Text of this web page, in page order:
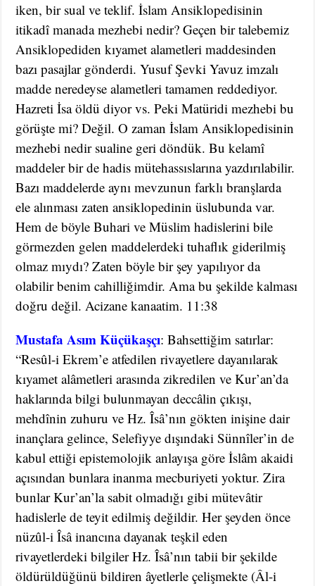
iken, bir sual ve teklif. İslam Ansiklopedisinin
itikadî manada mezhebi nedir? Geçen bir talebemiz
Ansiklopediden kıyamet alametleri maddesinden
bazı pasajlar gönderdi. Yusuf Şevki Yavuz imzalı
madde neredeyse alametleri tamamen reddediyor.
Hazreti İsa öldü diyor vs. Peki Matüridi mezhebi bu
görüşte mi? Değil. O zaman İslam Ansiklopedisinin
mezhebi nedir sualine geri döndük. Bu kelamî
maddeler bir de hadis mütehassıslarına yazdırılabilir.
Bazı maddelerde aynı mevzunun farklı branşlarda
ele alınması zaten ansiklopedinin üslubunda var.
Hem de böyle Buhari ve Müslim hadislerini bile
görmezden gelen maddelerdeki tuhaflık giderilmiş
olmaz mıydı? Zaten böyle bir şey yapılıyor da
olabilir benim cahilliğimdir. Ama bu şekilde kalması
doğru değil. Acizane kanaatim. 11:38
Mustafa Asım Küçükaşçı: Bahsettiğim satırlar:
“Resûl-i Ekrem’e atfedilen rivayetlere dayanılarak
kıyamet alâmetleri arasında zikredilen ve Kur’an’da
haklarında bilgi bulunmayan deccâlin çıkışı,
mehdînin zuhuru ve Hz. Îsâ’nın gökten inişine dair
inançlara gelince, Selefiyye dışındaki Sünnîler’in de
kabul ettiği epistemolojik anlayışa göre İslâm akaidi
açısından bunlara inanma mecburiyeti yoktur. Zira
bunlar Kur’an’la sabit olmadığı gibi mütevâtir
hadislerle de teyit edilmiş değildir. Her şeyden önce
nüzûl-i Îsâ inancına dayanak teşkil eden
rivayetlerdeki bilgiler Hz. Îsâ’nın tabii bir şekilde
öldürüldüğünü bildiren âyetlerle çelişmekte (Âl-i